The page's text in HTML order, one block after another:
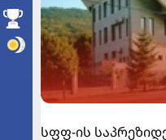
სფფ-ის